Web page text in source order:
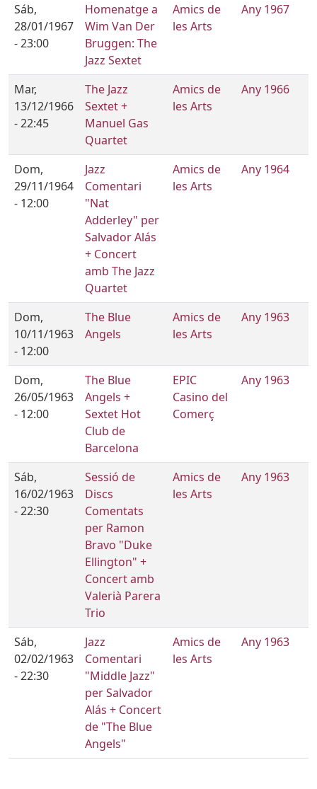
Sáb,
28/01/1967
- 23:00
Homenatge a
Wim Van Der
Bruggen: The
Jazz Sextet
Amics de
les Arts
Any 1967
Mar,
13/12/1966
- 22:45
The Jazz
Sextet +
Manuel Gas
Quartet
Amics de
les Arts
Any 1966
Dom,
29/11/1964
- 12:00
Jazz
Comentari
"Nat
Adderley" per
Salvador Alás
+ Concert
amb The Jazz
Quartet
Amics de
les Arts
Any 1964
Dom,
10/11/1963
- 12:00
The Blue
Angels
Amics de
les Arts
Any 1963
Dom,
26/05/1963
- 12:00
The Blue
Angels +
Sextet Hot
Club de
Barcelona
EPIC
Casino del
Comerç
Any 1963
Sáb,
16/02/1963
- 22:30
Sessió de
Discs
Comentats
per Ramon
Bravo "Duke
Ellington" +
Concert amb
Valerià Parera
Trio
Amics de
les Arts
Any 1963
Sáb,
02/02/1963
- 22:30
Jazz
Comentari
"Middle Jazz"
per Salvador
Alás + Concert
de "The Blue
Angels"
Amics de
les Arts
Any 1963